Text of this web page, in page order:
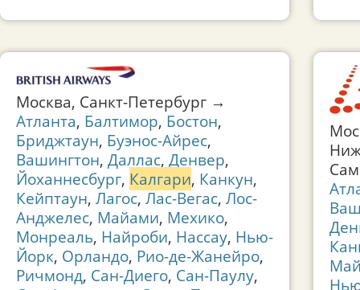
Москва, Санкт-Петербург →
Атланта, Балтимор, Бостон,
Бриджтаун, Буэнос-Айрес,
Вашингтон, Даллас, Денвер,
Йоханнесбург, Калгари, Канкун,
Кейптаун, Лагос, Лас-Вегас, Лос-
Анджелес, Майами, Мехико,
Монреаль, Найроби, Нассау, Нью-
Йорк, Орландо, Рио-де-Жанейро,
Ричмонд, Сан-Диего, Сан-Паулу,